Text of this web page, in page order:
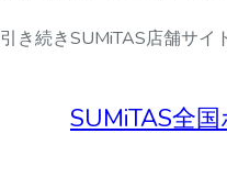
引き続きSUMiTAS店舗サイ
SUMiTAS全